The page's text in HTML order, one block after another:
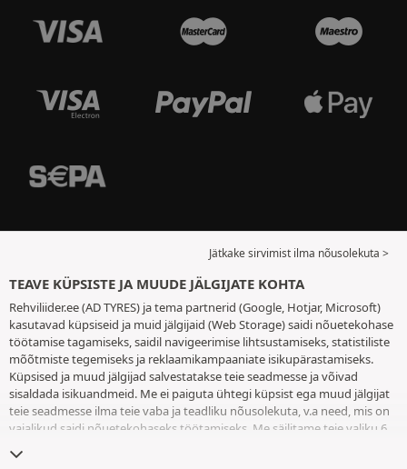
Jätkake sirvimist ilma nõusolekuta >
TEAVE KÜPSISTE JA MUUDE JÄLGIJATE KOHTA
Rehviliider.ee (AD TYRES) ja tema partnerid (Google, Hotjar, Microsoft)
kasutavad küpsiseid ja muid jälgijaid (Web Storage) saidi nõuetekohase
töötamise tagamiseks, saidil navigeerimise lihtsustamiseks, statistiliste
mõõtmiste tegemiseks ja reklaamikampaaniate isikupärastamiseks.
Küpsised ja muud jälgijad salvestatakse teie seadmesse ja võivad
sisaldada isikuandmeid. Me ei paiguta ühtegi küpsist ega muud jälgijat
teie seadmesse ilma teie vaba ja teadliku nõusolekuta, v.a need, mis on
vajalikud saidi nõuetekohaseks töötamiseks. Me säilitame teie valiku 6
muude jälgijate lehele